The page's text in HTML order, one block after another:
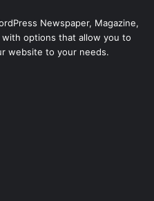
Newspaper, Magazine,
with options that allow you to
website to your needs.